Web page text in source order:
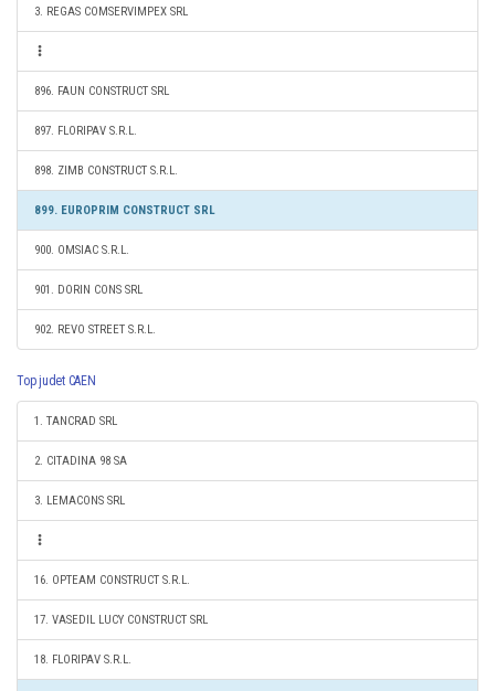
3. REGAS COMSERVIMPEX SRL
896. FAUN CONSTRUCT SRL
897. FLORIPAV S.R.L.
898. ZIMB CONSTRUCT S.R.L.
899. EUROPRIM CONSTRUCT SRL
900. OMSIAC S.R.L.
901. DORIN CONS SRL
902. REVO STREET S.R.L.
Top judet CAEN
1. TANCRAD SRL
2. CITADINA 98 SA
3. LEMACONS SRL
16. OPTEAM CONSTRUCT S.R.L.
17. VASEDIL LUCY CONSTRUCT SRL
18. FLORIPAV S.R.L.